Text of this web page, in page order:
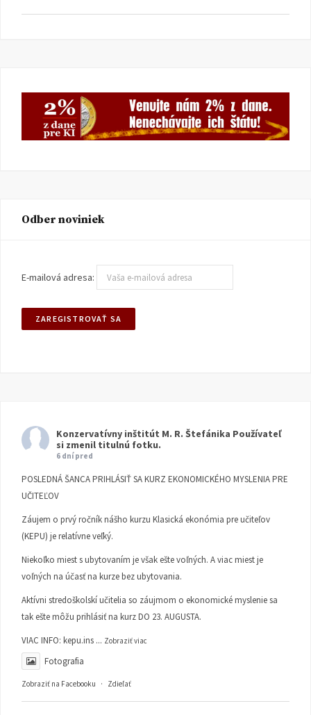
Odber noviniek
E-mailová adresa:
Konzervatívny inštitút M. R. Štefánika Používateľ
si zmenil titulnú fotku.
6 dní pred
POSLEDNÁ ŠANCA PRIHLÁSIŤ SA KURZ EKONOMICKÉHO MYSLENIA PRE
UČITEĽOV
Záujem o prvý ročník nášho kurzu Klasická ekonómia pre učiteľov
(KEPU) je relatívne veľký.
Niekoľko miest s ubytovaním je však ešte voľných. A viac miest je
voľných na účasť na kurze bez ubytovania.
Aktívni stredoškolskí učitelia so záujmom o ekonomické myslenie sa
tak ešte môžu prihlásiť na kurz DO 23. AUGUSTA.
VIAC INFO: kepu.ins ... Zobraziť viac
Fotografia
Zobraziť na Facebooku · Zdieľať